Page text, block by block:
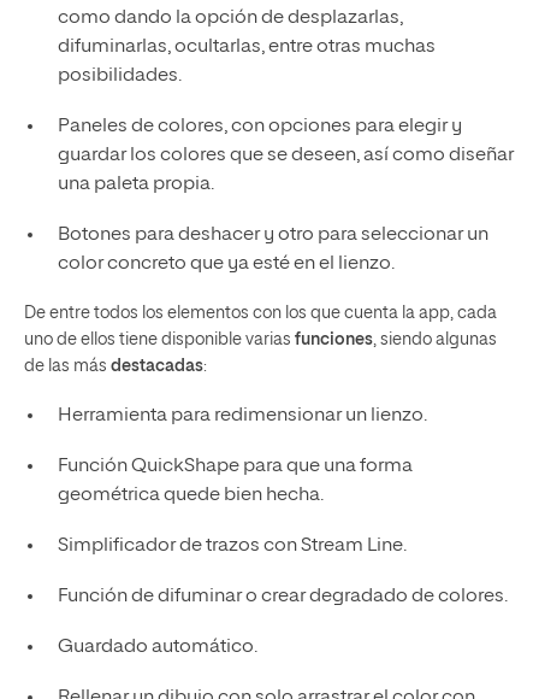
como dando la opción de desplazarlas,
difuminarlas, ocultarlas, entre otras muchas
posibilidades.
Paneles de colores, con opciones para elegir y
guardar los colores que se deseen, así como diseñar
una paleta propia.
Botones para deshacer y otro para seleccionar un
color concreto que ya esté en el lienzo.
De entre todos los elementos con los que cuenta la app, cada
uno de ellos tiene disponible varias funciones, siendo algunas
de las más destacadas:
Herramienta para redimensionar un lienzo.
Función QuickShape para que una forma
geométrica quede bien hecha.
Simplificador de trazos con Stream Line.
Función de difuminar o crear degradado de colores.
Guardado automático.